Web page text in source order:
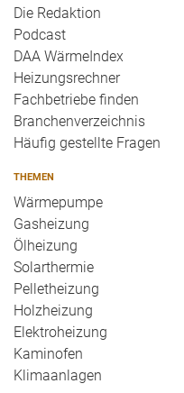
Die Redaktion
Podcast
DAA WärmeIndex
Heizungsrechner
Fachbetriebe finden
Branchenverzeichnis
Häufig gestellte Fragen
THEMEN
Wärmepumpe
Gasheizung
Ölheizung
Solarthermie
Pelletheizung
Holzheizung
Elektroheizung
Kaminofen
Klimaanlagen